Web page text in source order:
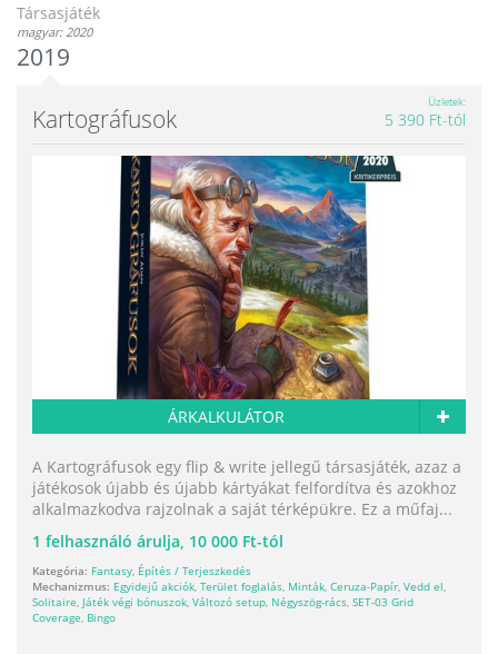
Társasjáték
magyar: 2020
2019
Kartográfusok
Üzletek
5 390 Ft-tól
ÁRKALKULÁTOR
A Kartográfusok egy flip & write jellegű társasjáték, azaz a
játékosok újabb és újabb kártyákat felfordítva és azokhoz
alkalmazkodva rajzolnak a saját térképükre. Ez a műfaj...
1 felhasználó árulja, 10 000 Ft-tól
Kategória: Fantasy, Építés / Terjeszkedés
Mechanizmus: Egyidejű akciók, Terület foglalás, Minták, Ceruza-Papír, Vedd el,
Solitaire, Játék végi bónuszok, Változó setup, Négyszög-rács, SET-03 Grid
Coverage, Bingo